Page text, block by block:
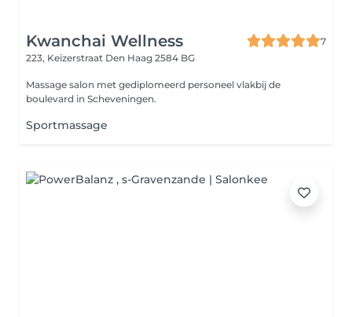
Kwanchai Wellness
7
223, Keizerstraat Den Haag 2584 BG
Massage salon met gediplomeerd personeel vlakbij de
boulevard in Scheveningen.
Sportmassage